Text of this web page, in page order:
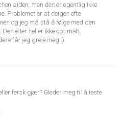
aiden, men den er egentlig ikke
Problemet er at deigen ofte
og jeg må stå å følge med den
elter heller ikke optimalt,
får jeg greie meg :)
fersk gjær? Gleder meg til å teste